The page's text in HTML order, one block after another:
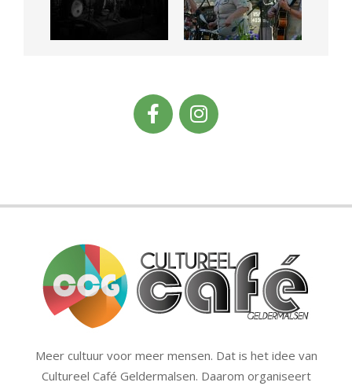
Meer cultuur voor meer mensen. Dat is het idee van
Cultureel Café Geldermalsen. Daarom organiseert